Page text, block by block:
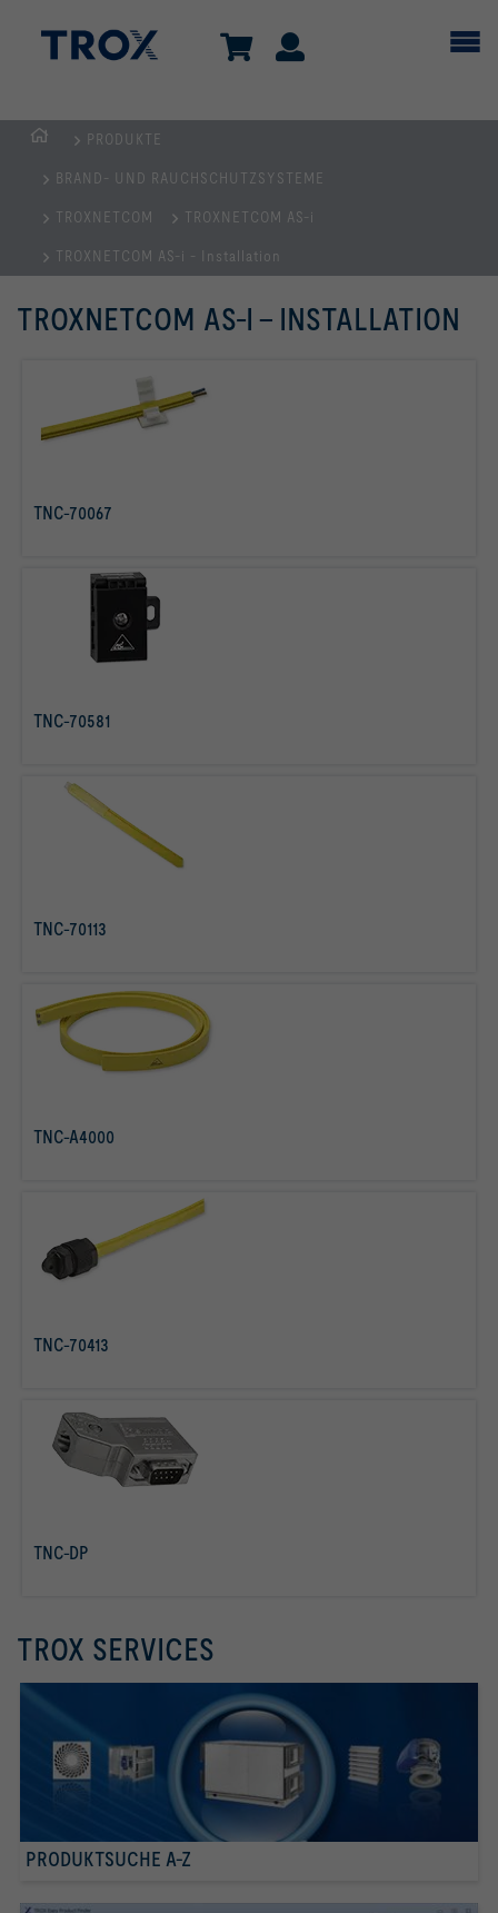
PRODUKTE
BRAND- UND RAUCHSCHUTZSYSTEME
TROXNETCOM TROXNETCOM AS-i
TROXNETCOM AS-i - Installation
TROXNETCOM AS-I - INSTALLATION
TNC-70067
TNC-70581
TNC-70113
TNC-A4000
TNC-70413
TNC-DP
TROX SERVICES
PRODUKTSUCHE A-Z